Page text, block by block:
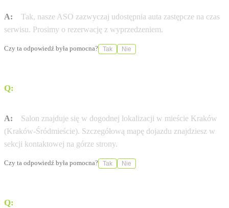
A:
Tak, nasze ASO zazwyczaj udostępnia auta zastępcze na czas
serwisu. Prosimy o rezerwację z wyprzedzeniem.
Czy ta odpowiedź była pomocna? Tak Nie
Q:
A:
Salon znajduje się w dogodnej lokalizacji w mieście Kraków
(Kraków-Śródmieście). Szczegółową mapę dojazdu znajdziesz w
sekcji kontaktowej na górze strony.
Czy ta odpowiedź była pomocna? Tak Nie
Q: